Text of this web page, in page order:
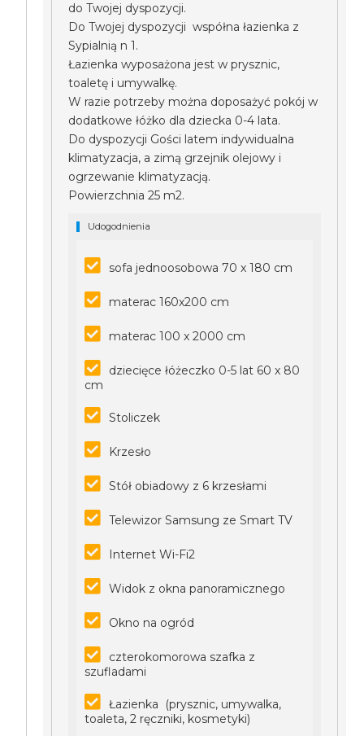
do Twojej dyspozycji.
Do Twojej dyspozycji współna łazienka z
Sypialnią n 1.
Łazienka wyposażona jest w prysznic,
toaletę i umywalkę.
W razie potrzeby można doposażyć pokój w
dodatkowe łóżko dla dziecka 0-4 lata.
Do dyspozycji Gości latem indywidualna
klimatyzacja, a zimą grzejnik olejowy i
ogrzewanie klimatyzacją.
Powierzchnia 25 m2.
Udogodnienia
sofa jednoosobowa 70 x 180 cm
materac 160x200 cm
materac 100 x 2000 cm
dziecięce łóżeczko 0-5 lat 60 x 80
cm
Stoliczek
Krzesło
Stół obiadowy z 6 krzesłami
Telewizor Samsung ze Smart TV
Internet Wi-Fi2
Widok z okna panoramicznego
Okno na ogród
czterokomorowa szafka z
szufladami
Łazienka (prysznic, umywalka,
toaleta, 2 ręczniki, kosmetyki)